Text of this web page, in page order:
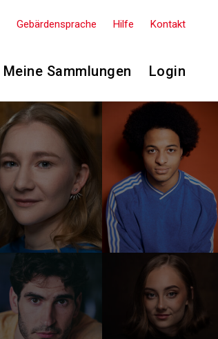
Gebärdensprache Hilfe Kontakt
Meine Sammlungen Login